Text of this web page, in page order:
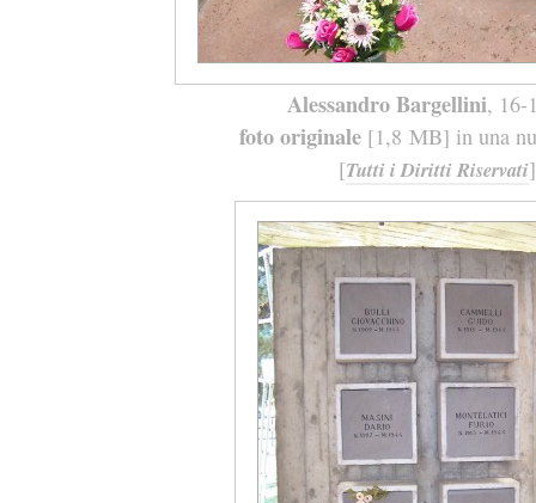
Alessandro Bargellini, 16-
foto originale[1,8 MB] in una
[Tutti i Diritti Riservati]